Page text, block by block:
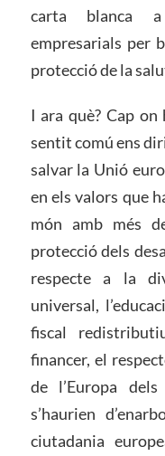
carta blanca
empresarials per
protecció de la
I ara què? Cap on
sentit comú ens
salvar la Unió
en els valors que
món amb més
protecció dels
respecte a la
universal,
fiscal
financer, el
de l’Europa
s’haurien
ciutadania